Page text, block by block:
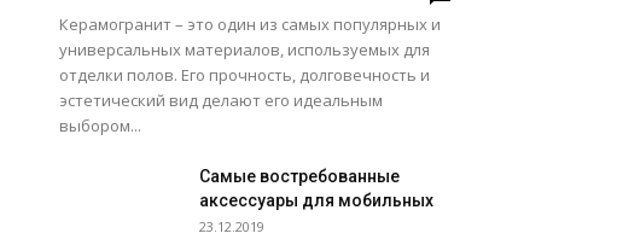
Керамогранит – это один из самых популярных и
универсальных материалов, используемых для
отделки полов. Его прочность, долговечность и
эстетический вид делают его идеальным
выбором...
Самые востребованные
аксессуары для мобильных
23.12.2019